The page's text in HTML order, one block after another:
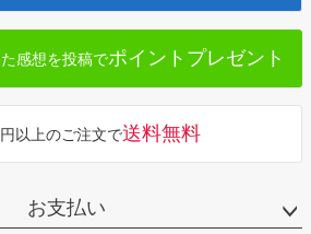
へ
感想を投稿でポイントプレゼント
以上のご注文で送料無料
お支払い